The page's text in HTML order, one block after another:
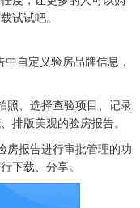
试试吧。
自定义验房品牌信息，
照、选择查验项目、记录
排版美观的验房报告。
房报告进行审批管理的功
下载、分享。